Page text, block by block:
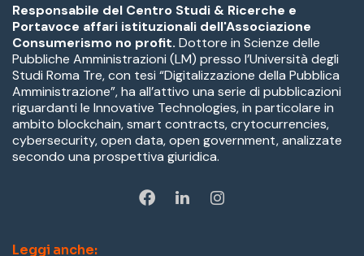
Responsabile del Centro Studi & Ricerche e
Portavoce affari istituzionali dell'Associazione
Consumerismo no profit. Dottore in Scienze delle
Pubbliche Amministrazioni (LM) presso l’Università degli
Studi Roma Tre, con tesi “Digitalizzazione della Pubblica
Amministrazione”, ha all’attivo una serie di pubblicazioni
riguardanti le Innovative Technologies, in particolare in
ambito blockchain, smart contracts, crytocurrencies,
cybersecurity, open data, open government, analizzate
secondo una prospettiva giuridica.
Leggi anche: